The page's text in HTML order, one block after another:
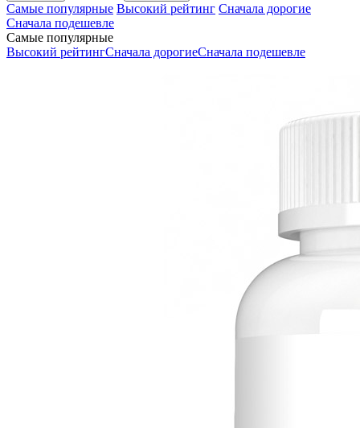
Самые популярные Высокий рейтинг Сначала дорогие
Сначала подешевле
Самые популярные
Высокий рейтингСначала дорогиеСначала подешевле